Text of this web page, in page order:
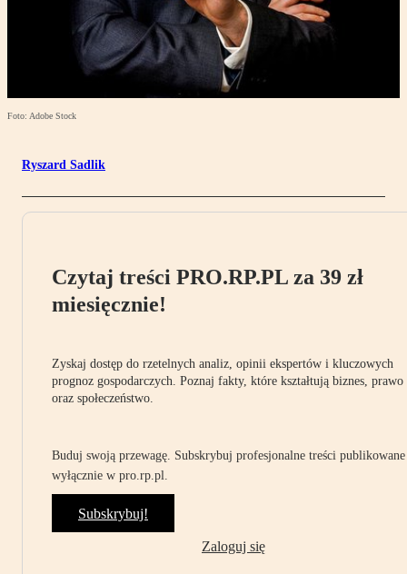
Foto: Adobe Stock
Ryszard Sadlik
Czytaj treści PRO.RP.PL za 39 zł
miesięcznie!
Zyskaj dostęp do rzetelnych analiz, opinii ekspertów i kluczowych
prognoz gospodarczych. Poznaj fakty, które kształtują biznes, prawo
oraz społeczeństwo.
Buduj swoją przewagę. Subskrybuj profesjonalne treści publikowane
wyłącznie w pro.rp.pl.
Subskrybuj!
Zaloguj się